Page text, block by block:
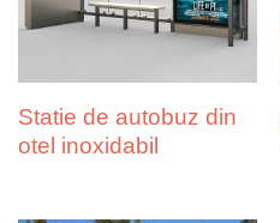
Statie de autobuz din
otel inoxidabil